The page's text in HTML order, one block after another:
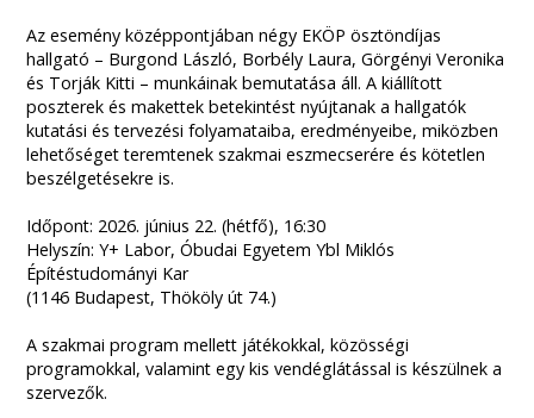
Az esemény középpontjában négy EKÖP ösztöndíjas
hallgató – Burgond László, Borbély Laura, Görgényi Veronika
és Torják Kitti – munkáinak bemutatása áll. A kiállított
poszterek és makettek betekintést nyújtanak a hallgatók
kutatási és tervezési folyamataiba, eredményeibe, miközben
lehetőséget teremtenek szakmai eszmecserére és kötetlen
beszélgetésekre is.
Időpont: 2026. június 22. (hétfő), 16:30
Helyszín: Y+ Labor, Óbudai Egyetem Ybl Miklós
Építéstudományi Kar
(1146 Budapest, Thököly út 74.)
A szakmai program mellett játékokkal, közösségi
programokkal, valamint egy kis vendéglátással is készülnek a
szervezők.